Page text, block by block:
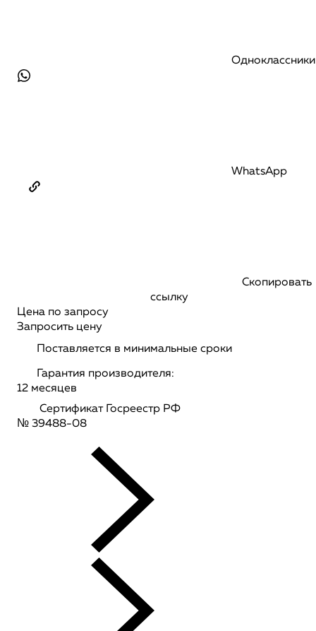
Одноклассники
WhatsApp
Скопировать
ссылку
Цена по запросу
Запросить цену
Поставляется в минимальные сроки
Гарантия производителя:
12 месяцев
Сертификат Госреестр РФ
№ 39488-08